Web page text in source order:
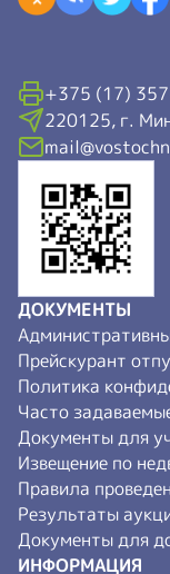
+375 (17)
220125, г.
ДОКУМЕНТЫ
Прейскурант
Политика
Часто
Документы для
Извещение по
Правила
Результаты
Документы для
ИНФОРМАЦИЯ